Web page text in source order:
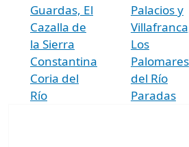
Guardas, El
Cazalla de
la Sierra
Constantina
Coria del
Río
Palacios y
Los
Palomares
del Río
Paradas